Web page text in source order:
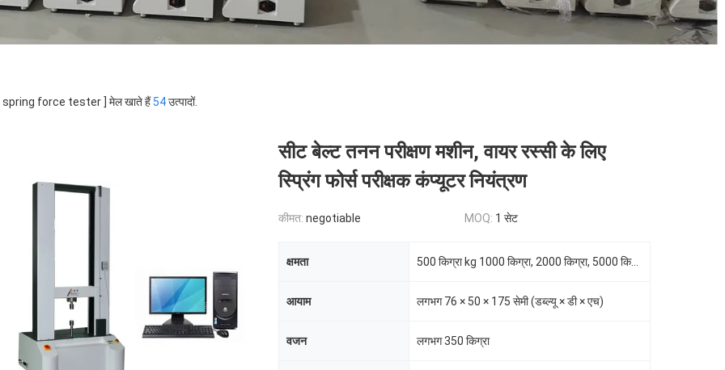
[ spring force tester ] मेल खाते हैं54उत्पादों.
सीट बेल्ट तनन परीक्षण मशीन, वायर रस्सी के लिए
स्प्रिंग फोर्स परीक्षक कंप्यूटर नियंत्रण
कीमत: negotiable MOQ: 1 सेट
क्षमता 500 किग्रा kg 1000 किग्रा, 2000 किग्रा, 5000 किग्रा, मैक्स 50 केएन
आयाम लगभग 76 × 50 × 175 सेमी (डब्ल्यू × डी × एच)
वजन लगभग 350 किग्रा